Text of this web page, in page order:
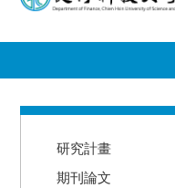
研究計畫
期刊論文